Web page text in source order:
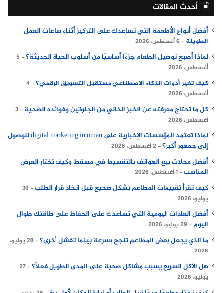
أحدث المقالات
أفضل أنواع الأطعمة التي تساعدك على التركيز أثناء ساعات العمل
الطويلة
6 أغسطس، 2026
لماذا أصبح توصيل الطعام جزءًا أساسيًا من أسلوب الحياة الحديثة؟
5
أغسطس، 2026
كيف تغير أدوات الذكاء الاصطناعي مستقبل التسويق الرقمي؟ 4
أغسطس، 2026
كل ما تحتاج معرفته عن الخبز الخالي من الجلوتين وفوائده الصحية
3
أغسطس، 2026
لماذا تعتمد المؤسسات الإخبارية على digital marketing in oman للوصول
إلى جمهور أكبر؟ 2 أغسطس، 2026
أفضل محلات بيع الهواتف بالتقسيط في مسقط وكيف تختار العرض
المناسب 1 أغسطس، 2026
كيف تقرأ تقييمات المطاعم بشكل صحيح قبل اتخاذ قرار الطلب
30
يوليو، 2026
أفضل العادات اليومية التي تساعدك على الحفاظ على طاقتك طوال
اليوم
29 يوليو، 2026
ما الذي يجعل بعض المطاعم تنجح بسرعة بينما تفشل أخرى؟
28 يوليو،
2026
هل الأكل السريع يسبب مشاكل صحية على المدى الطويل فعلًا؟ 27
يوليو، 2026